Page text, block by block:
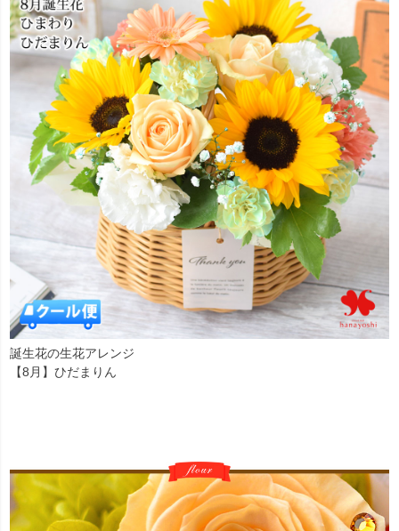
誕生花の生花アレンジ
【8月】ひだまりん